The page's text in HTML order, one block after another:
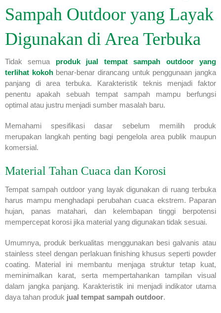
Sampah Outdoor yang Layak
Digunakan di Area Terbuka
Tidak semua produk jual tempat sampah outdooryang
terlihat kokohbenar-benar dirancang untuk penggunaan jangka
panjang di area terbuka. Karakteristik teknis menjadi faktor
penentu apakah sebuah tempat sampah mampu berfungsi
optimal atau justru menjadi sumber masalah baru.
Memahami spesifikasi dasar sebelum memilih produk
merupakan langkah penting bagi pengelola area publik maupun
komersial.
Material Tahan Cuaca dan Korosi
Tempat sampah outdoor yang layak digunakan di ruang terbuka
harus mampu menghadapi perubahan cuaca ekstrem. Paparan
hujan, panas matahari, dan kelembapan tinggi berpotensi
mempercepat korosi jika material yang digunakan tidak sesuai.
Umumnya, produk berkualitas menggunakan besi galvanis atau
stainless steel dengan perlakuan finishing khusus seperti powder
coating. Material ini membantu menjaga struktur tetap kuat,
meminimalkan karat, serta mempertahankan tampilan visual
dalam jangka panjang. Karakteristik ini menjadi indikator utama
daya tahan produk jual tempat sampah outdoor.